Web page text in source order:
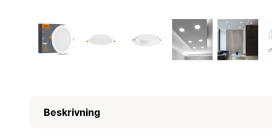
Beskrivning